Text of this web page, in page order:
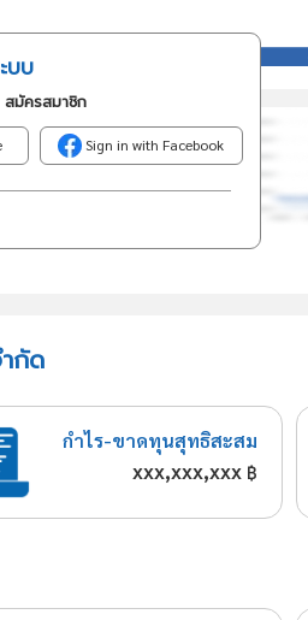
บบ
สมัครสมาชิก
Sign in with Facebook
กัด
กำไร-ขาดทุนสุทธิสะสม
xxx,xxx,xxx ฿